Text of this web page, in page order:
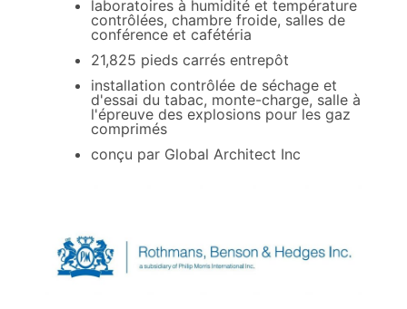
laboratoires à humidité et température
contrôlées, chambre froide, salles de
conférence et cafétéria
21,825 pieds carrés entrepôt
installation contrôlée de séchage et
d'essai du tabac, monte-charge, salle à
l'épreuve des explosions pour les gaz
comprimés
conçu par Global Architect Inc